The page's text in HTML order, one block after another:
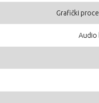
Grafički
Audio